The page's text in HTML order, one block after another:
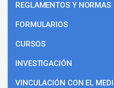
REGLAMENTOS Y NORMAS
FORMULARIOS
CURSOS
INVESTIGACIÓN
VINCULACIÓN CON EL